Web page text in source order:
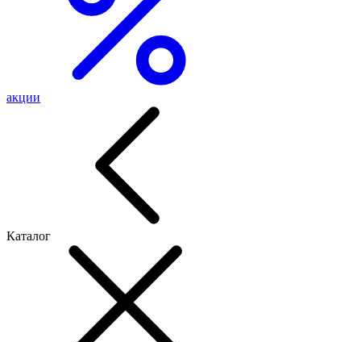
акции
Каталог